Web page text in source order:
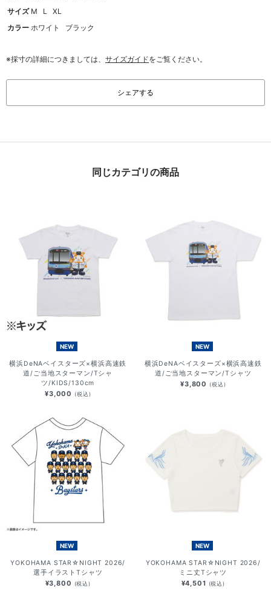
サイズ M L
XL
カラー ホワイト ブラック
※採寸の詳細につきましては、 サイズガイドをご覧ください。
シェアする
同じカテゴリの商品
NEW
横浜DeNAベイスターズ×横浜高速鉄
道/ご当地スターマン/Tシャ
ツ/KIDS/130cm
¥3,000 (税込)
NEW
横浜DeNAベイスターズ×横浜高速鉄
道/ご当地スターマン/Tシャツ
¥3,800 (税込)
NEW
YOKOHAMA STAR☆NIGHT 2026/
選手イラストTシャツ
¥3,800 (税込)
NEW
YOKOHAMA STAR☆NIGHT 2026/
ミニ丈Tシャツ
¥4,501 (税込)